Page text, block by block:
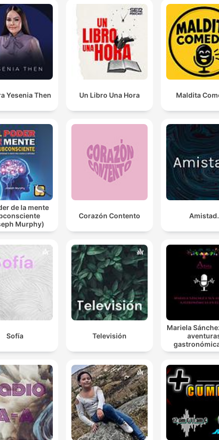
Yesenia Then Un Libro Una Hora Maldita
de la mente
Murphy)
Corazón Contento Amistad.
Sofía Televisión
Mariela
Europa